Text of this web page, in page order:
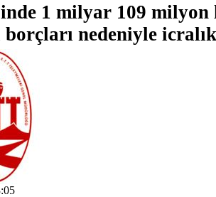
1 milyar 109 milyon
nedeniyle